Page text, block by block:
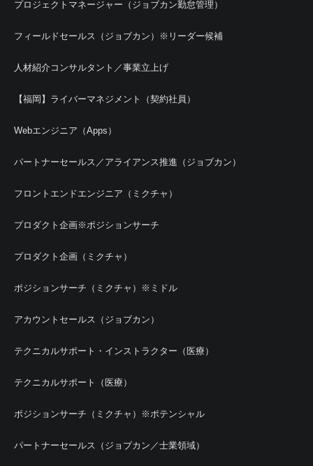
プロジェクトマネージャー（ジョブカン勤怠管理）
フィールドセールス（ジョブカン）※リーダー候補
人材紹介コンサルタント／事業立上げ
【福岡】ライバーマネジメント（契約社員）
Webエンジニア（Apps）
パートナーセールス／アライアンス推進（ジョブカン）
フロントエンドエンジニア（ミクチャ）
プロダクト企画※ポジションサーチ
プロダクト企画（ミクチャ）
ポジションサーチ（ミクチャ）※ミドル
アカウントセールス（ジョブカン）
テクニカルサポート・インストラクター（医療）
テクニカルサポート（医療）
ポジションサーチ（ミクチャ）※ポテンシャル
パートナーセールス（ジョブカン／士業領域）